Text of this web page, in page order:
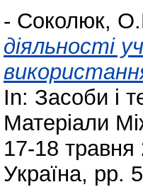
- Соколюк,
діяльності
In: Засоби і
Матеріали
17-18
Україна, pp.